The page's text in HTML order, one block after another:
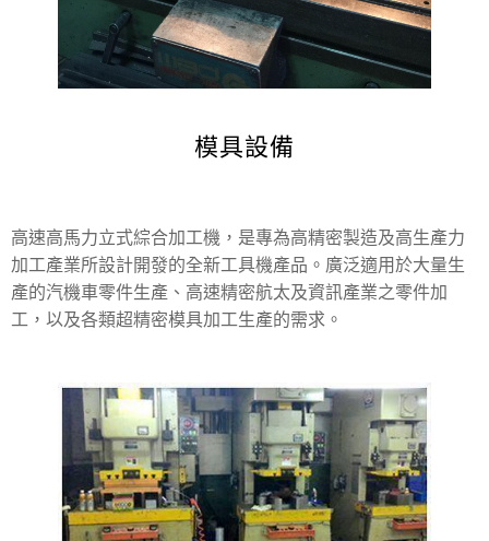
模具設備
高速高馬力立式綜合加工機，是專為高精密製造及高生產力
加工產業所設計開發的全新工具機產品。廣泛適用於大量生
產的汽機車零件生產、高速精密航太及資訊產業之零件加
工，以及各類超精密模具加工生產的需求。